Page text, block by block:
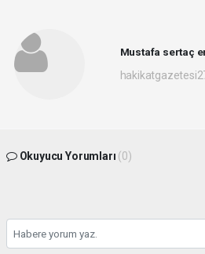
Mustafa sertaç
Okuyucu Yorumları (0)